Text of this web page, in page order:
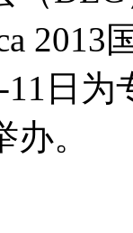
2013
11日
。